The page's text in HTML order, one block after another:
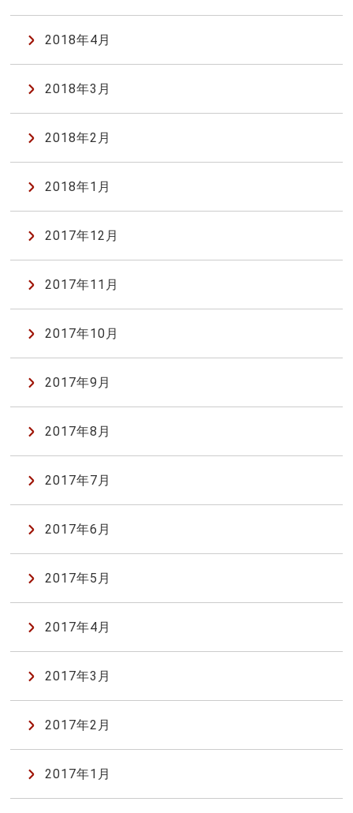
2018年4月
2018年3月
2018年2月
2018年1月
2017年12月
2017年11月
2017年10月
2017年9月
2017年8月
2017年7月
2017年6月
2017年5月
2017年4月
2017年3月
2017年2月
2017年1月